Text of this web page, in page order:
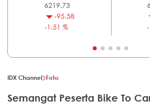
6219.73
-95.58
-1.51 %
IDX Channel Foto
Semangat Peserta Bike To